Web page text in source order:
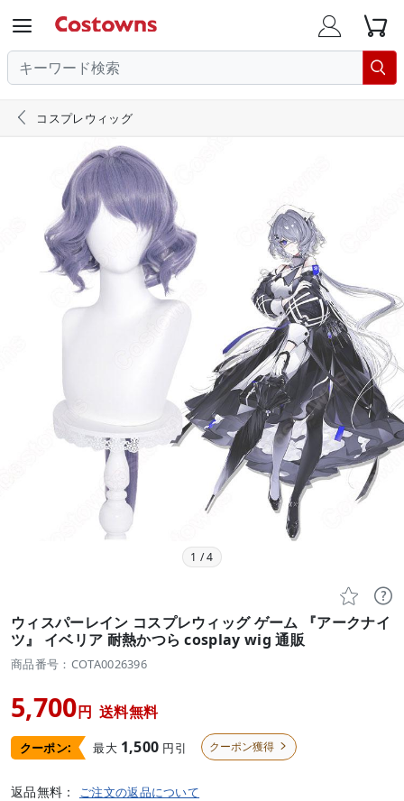
  

 コスプレウィッグ
1 /4
 
ウィスパーレイン コスプレウィッグ ゲーム 『アークナイ
ツ』 イベリア 耐熱かつら cosplay wig 通販
商品番号：COTA0026396
5,700円 送料無料
クーポン: 最大 1,500 円引 クーポン獲得 
返品無料： ご注文の返品について